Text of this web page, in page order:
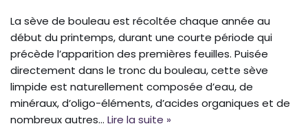
La sève de bouleau est récoltée chaque année au
début du printemps, durant une courte période qui
précède l’apparition des premières feuilles. Puisée
directement dans le tronc du bouleau, cette sève
limpide est naturellement composée d’eau, de
minéraux, d’oligo-éléments, d’acides organiques et de
nombreux autres… Lire la suite »